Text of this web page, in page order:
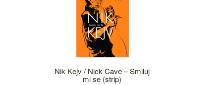
Nik Kejv / Nick Cave – Smiluj
mi se (strip)